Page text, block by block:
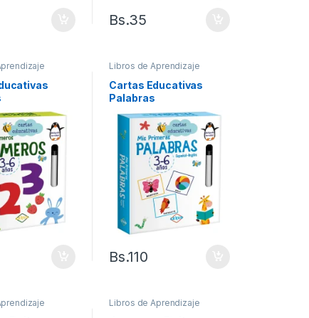
Bs.35
Libros de Aprendizaje
Cartas Educativas
Palabras
Bs.110
Libros de Aprendizaje